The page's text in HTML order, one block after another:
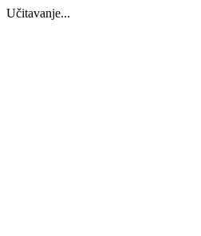
Učitavanje...